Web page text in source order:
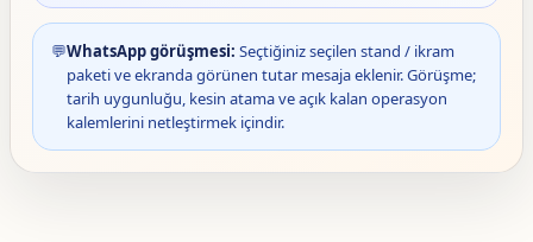
💬WhatsApp görüşmesi: Seçtiğiniz seçilen stand / ikram
paketi ve ekranda görünen tutar mesaja eklenir. Görüşme;
tarih uygunluğu, kesin atama ve açık kalan operasyon
kalemlerini netleştirmek içindir.